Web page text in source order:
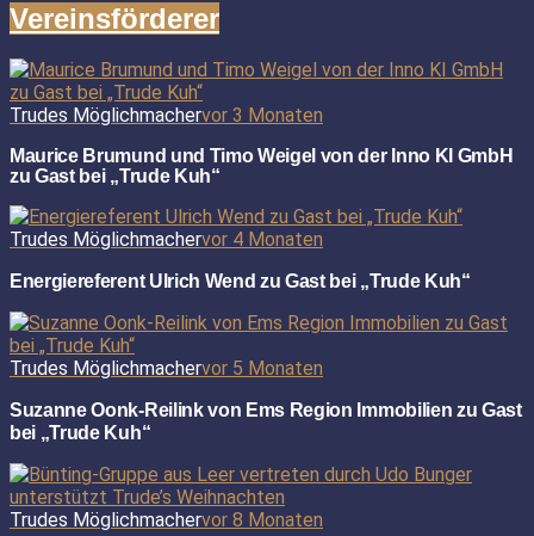
Vereinsförderer
Trudes Möglichmachervor 3 Monaten
Maurice Brumund und Timo Weigel von der Inno KI GmbH
zu Gast bei „Trude Kuh“
Trudes Möglichmachervor 4 Monaten
Energiereferent Ulrich Wend zu Gast bei „Trude Kuh“
Trudes Möglichmachervor 5 Monaten
Suzanne Oonk-Reilink von Ems Region Immobilien zu Gast
bei „Trude Kuh“
Trudes Möglichmachervor 8 Monaten